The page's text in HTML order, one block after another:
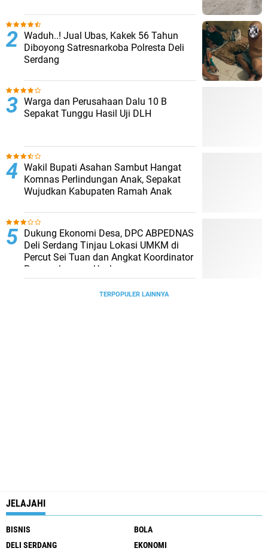
Waduh..! Jual Ubas, Kakek 56 Tahun
Diboyong Satresnarkoba Polresta Deli
Serdang
Warga dan Perusahaan Dalu 10 B
Sepakat Tunggu Hasil Uji DLH
Wakil Bupati Asahan Sambut Hangat
Komnas Perlindungan Anak, Sepakat
Wujudkan Kabupaten Ramah Anak
Dukung Ekonomi Desa, DPC ABPEDNAS
Deli Serdang Tinjau Lokasi UMKM di
Percut Sei Tuan dan Angkat Koordinator
Pengembangan Usaha
TERPOPULER LAINNYA
JELAJAHI
BISNIS
BOLA
DELI SERDANG
EKONOMI